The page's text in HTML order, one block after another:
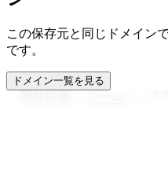
この保存元と同じドメイン
です。
ドメイン一覧を見る